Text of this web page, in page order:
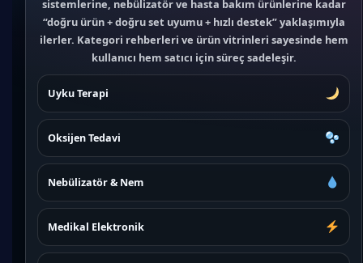
sistemlerine, nebülizatör ve hasta bakım ürünlerine kadar
“doğru ürün + doğru set uyumu + hızlı destek” yaklaşımıyla
ilerler. Kategori rehberleri ve ürün vitrinleri sayesinde hem
kullanıcı hem satıcı için süreç sadeleşir.
Uyku Terapi
Oksijen Tedavi
Nebülizatör & Nem
Medikal Elektronik